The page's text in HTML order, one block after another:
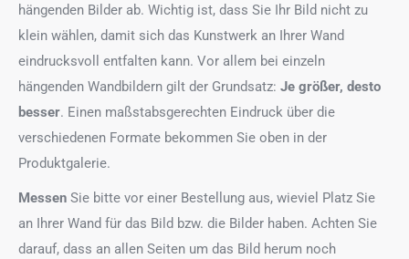
hängenden Bilder ab. Wichtig ist, dass Sie Ihr Bild nicht zu
klein wählen, damit sich das Kunstwerk an Ihrer Wand
eindrucksvoll entfalten kann. Vor allem bei einzeln
hängenden Wandbildern gilt der Grundsatz: Je größer, desto
besser. Einen maßstabsgerechten Eindruck über die
verschiedenen Formate bekommen Sie oben in der
Produktgalerie.
Messen Sie bitte vor einer Bestellung aus, wieviel Platz Sie
an Ihrer Wand für das Bild bzw. die Bilder haben. Achten Sie
darauf, dass an allen Seiten um das Bild herum noch